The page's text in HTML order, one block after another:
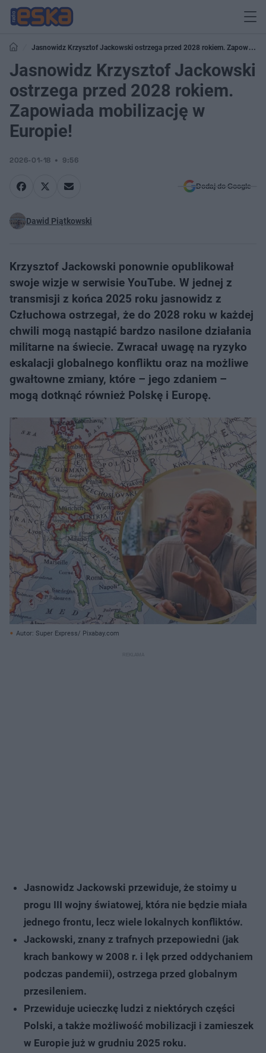
Jasnowidz Krzysztof Jackowski ostrzega przed 2028 rokiem. Zapowiada
mobilizację w Europie!
Jasnowidz Krzysztof Jackowski
ostrzega przed 2028 rokiem.
Zapowiada mobilizację w
Europie!
2026-01-18 9:56
Dodaj do Google
Dawid Piątkowski
Krzysztof Jackowski ponownie opublikował
swoje wizje w serwisie YouTube. W jednej z
transmisji z końca 2025 roku jasnowidz z
Człuchowa ostrzegał, że do 2028 roku w każdej
chwili mogą nastąpić bardzo nasilone działania
militarne na świecie. Zwracał uwagę na ryzyko
eskalacji globalnego konfliktu oraz na możliwe
gwałtowne zmiany, które – jego zdaniem –
mogą dotknąć również Polskę i Europę.
Autor: Super Express/ Pixabay.com
Jasnowidz Jackowski przewiduje, że stoimy u
progu III wojny światowej, która nie będzie miała
jednego frontu, lecz wiele lokalnych konfliktów.
Jackowski, znany z trafnych przepowiedni (jak
krach bankowy w 2008 r. i lęk przed oddychaniem
podczas pandemii), ostrzega przed globalnym
przesileniem.
Przewiduje ucieczkę ludzi z niektórych części
Polski, a także możliwość mobilizacji i zamieszek
w Europie już w grudniu 2025 roku.